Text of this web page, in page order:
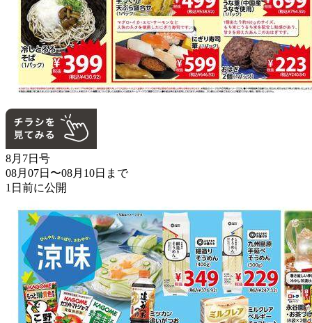
8月7日号
08月07日〜08月10日まで
1日前に公開